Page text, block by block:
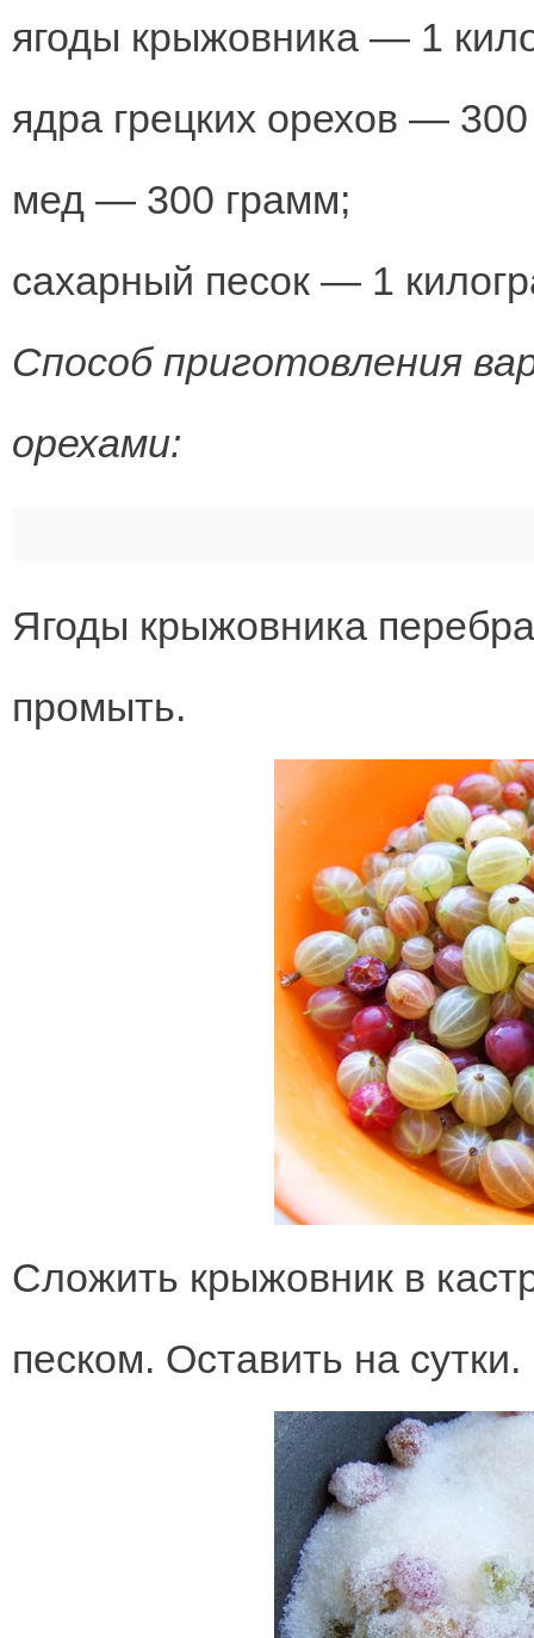
ягоды крыжовника — 1
ядра грецких орехов —
мед — 300 грамм;
сахарный песок — 1
Способ приготовления
орехами:
Ягоды крыжовника
промыть.
Сложить крыжовник в
песком. Оставить на сутки.